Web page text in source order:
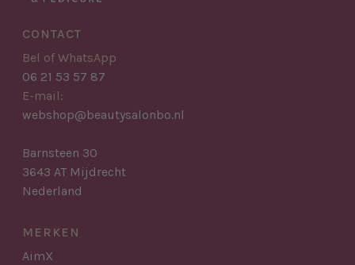
CONTACT
Bel of WhatsApp
06 21 53 57 87
E-mail:
webshop@beautysalonbo.nl
Barnsteen 30
3643 AT Mijdrecht
Nederland
MERKEN
AimX